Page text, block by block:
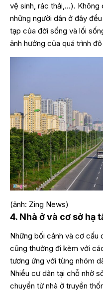
vệ sinh, rác thải,…). Không
những người dân ở đây
tạp của đời sống và lối
ảnh hưởng của quá trình
(ảnh: Zing News)
4. Nhà ở và cơ sở hạ
Những bối cảnh và cơ cấu
cũng thường đi kèm với
tương ứng với từng nhóm
Nhiều cư dân tại chỗ nhờ
chuyển từ nhà ở truyền